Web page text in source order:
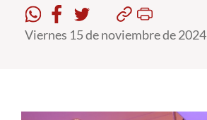
Admisión
Pregrado
Viernes 15 de noviembre de 2024